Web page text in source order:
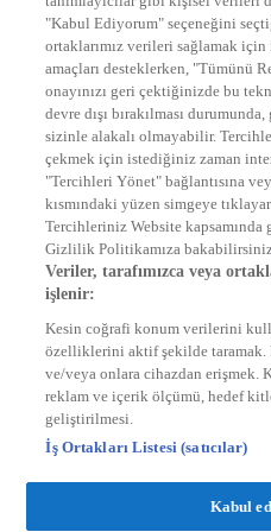
EURO STAR
KRAL POP TV
DYG Radyolar
NTV RADYO
KRAL FM
KRAL POP
EKSEN
VOYAGE
DYG Dijital
ntv.com.tr
ntvspor.net
secim.ntv.com.tr
startv.com.tr
kralmuzik.com.tr
"Kabul Ediyorum" seçeneğini
ortaklarımız verileri sağlamak
amaçları desteklerken, "Tümünü
onayınızı geri çektiğinizde bu
devre dışı bırakılması
sizinle alakalı olmayabilir.
çekmek için istediğiniz zaman
"Tercihleri Yönet" bağlantısına
kısmındaki yüzen simgeye
Tercihleriniz Website kapsamında
Gizlilik Politikamıza
Veriler, tarafımızca veya
işlenir:
Kesin coğrafi konum verilerini
özelliklerini aktif şekilde
ve/veya onlara cihazdan
reklam ve içerik ölçümü, hedef
geliştirilmesi.
İş Ortakları Listesi (satıcılar)
Kabul